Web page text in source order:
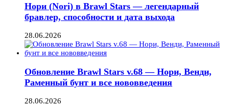
Нори (Nori) в Brawl Stars — легендарный
бравлер, способности и дата выхода
28.06.2026
Обновление Brawl Stars v.68 — Нори, Венди,
Раменный бунт и все нововведения
28.06.2026